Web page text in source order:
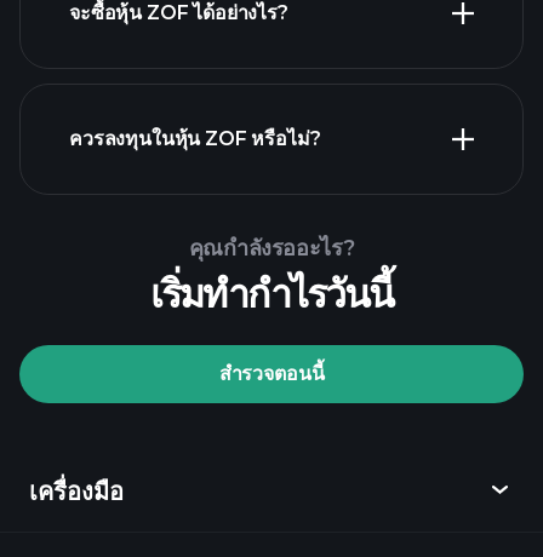
รายงานทางการเงิน ZOF
จะซื้อหุ้น ZOF ได้อย่างไร?
Tournaments
โบรกเกอร์ที่แนะนำ
ควรลงทุนในหุ้น ZOF หรือไม่?
ที่ขับเคลื่อนด้วย AI
คุณกำลังรออะไร?
เริ่มทำกำไรวันนี้
สำรวจตอนนี้
เครื่องมือ